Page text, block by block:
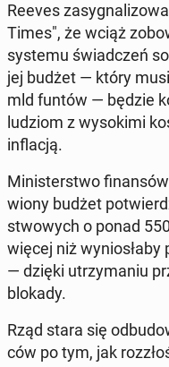
Reeves
Times", że wciąż
systemu świad­czeń
jej budżet — który
mld funtów — będzie
ludziom z wy­so­ki­mi
in­fla­cją.
Mi­ni­ster­stwo
wio­ny budżet
stwo­wych o ponad
więcej niż
— dzięki utrzy­ma­niu
blokady.
Rząd stara się
ców po tym, jak